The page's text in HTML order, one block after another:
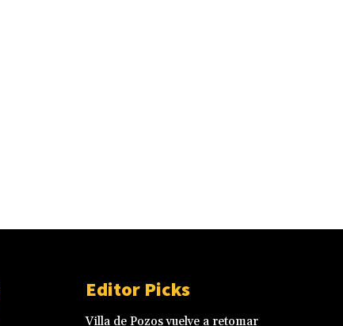
Editor Picks
Villa de Pozos vuelve a retomar